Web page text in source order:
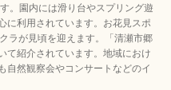
。園内には滑り台やスプリング遊
に利用されています。お花見スポ
ラが見頃を迎えます。「清瀬市郷
て紹介されています。地域におけ
自然観察会やコンサートなどのイ